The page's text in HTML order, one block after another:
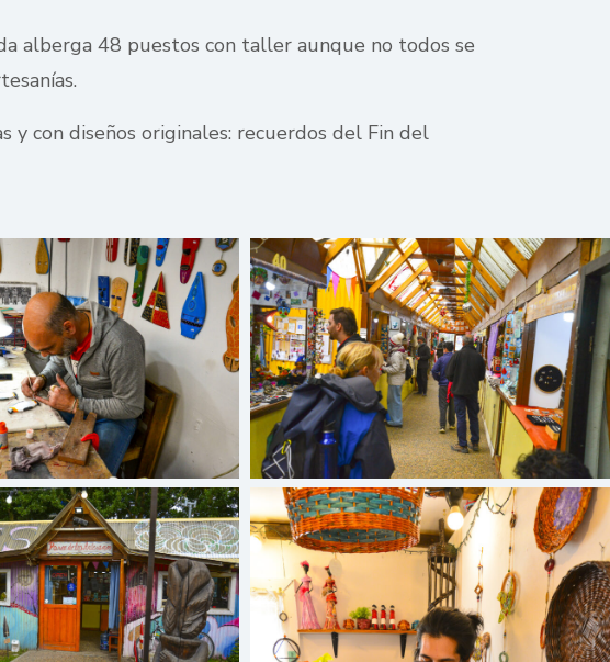
alberga 48 puestos con taller aunque no todos se
y con diseños originales: recuerdos del Fin del